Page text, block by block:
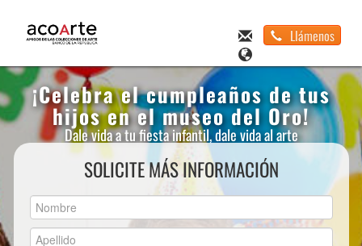
Llámenos
¡Celebra el cumpleaños de tus
hijos en el museo del Oro!
Dale vida a tu fiesta infantil, dale vida al arte
SOLICITE MÁS INFORMACIÓN